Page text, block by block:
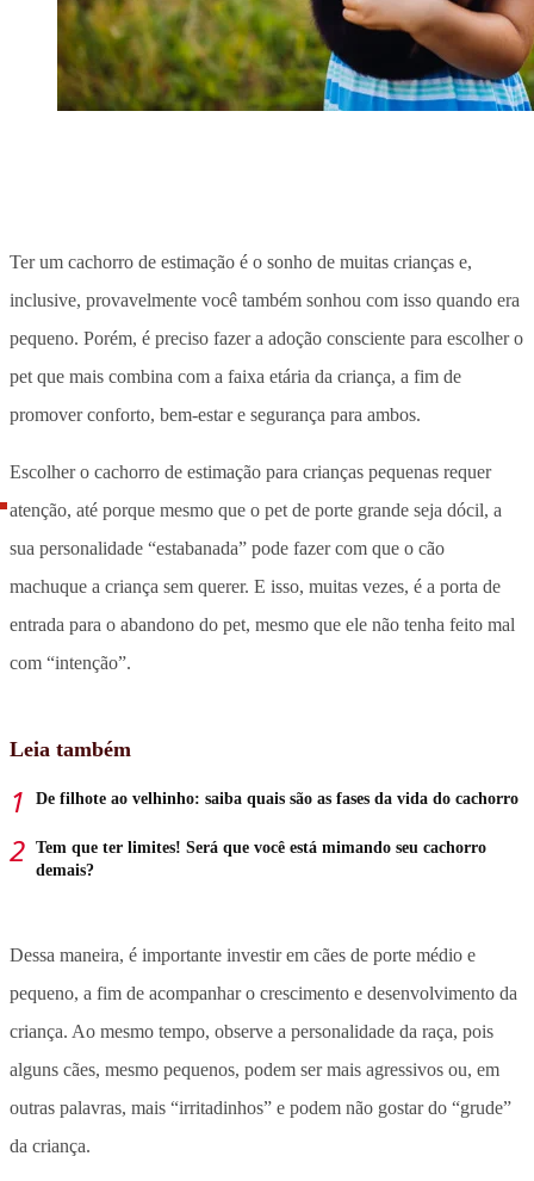
Ter um cachorro de estimação é o sonho de muitas crianças e,
inclusive, provavelmente você também sonhou com isso quando era
pequeno. Porém, é preciso fazer a adoção consciente para escolher o
pet que mais combina com a faixa etária da criança, a fim de
promover conforto, bem-estar e segurança para ambos.
Escolher o cachorro de estimação para crianças pequenas requer
atenção, até porque mesmo que o pet de porte grande seja dócil, a
sua personalidade “estabanada” pode fazer com que o cão
machuque a criança sem querer. E isso, muitas vezes, é a porta de
entrada para o abandono do pet, mesmo que ele não tenha feito mal
com “intenção”.
Leia também
De filhote ao velhinho: saiba quais são as fases da vida do cachorro
Tem que ter limites! Será que você está mimando seu cachorro
demais?
Dessa maneira, é importante investir em cães de porte médio e
pequeno, a fim de acompanhar o crescimento e desenvolvimento da
criança. Ao mesmo tempo, observe a personalidade da raça, pois
alguns cães, mesmo pequenos, podem ser mais agressivos ou, em
outras palavras, mais “irritadinhos” e podem não gostar do “grude”
da criança.